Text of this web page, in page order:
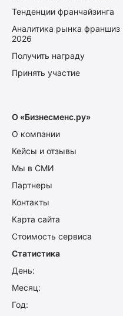
Тенденции франчайзинга
Аналитика рынка франшиз
2026
Получить награду
Принять участие
О «Бизнесменс.ру»
О компании
Кейсы и отзывы
Мы в СМИ
Партнеры
Контакты
Карта сайта
Стоимость сервиса
Статистика
День:
Месяц:
Год: